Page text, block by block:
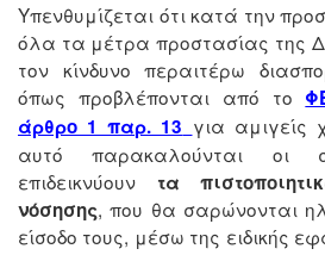
Υπενθυμίζεται ότι κατά την
όλα τα μέτρα προστασίας της
τον κίνδυνο περαιτέρω
όπως προβλέπονται από το
άρθρο 1 παρ. 13 για αμιγείς
αυτό παρακαλούνται οι
επιδεικνύουν τα
νόσησης, που θα σαρώνονται
είσοδο τους, μέσω της ειδικής